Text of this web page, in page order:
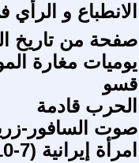
الانطباع و
صفحة من تاريخ
قسو
الحرب قادمة
صوت السافور-
امرأة إيرانية (7-10)